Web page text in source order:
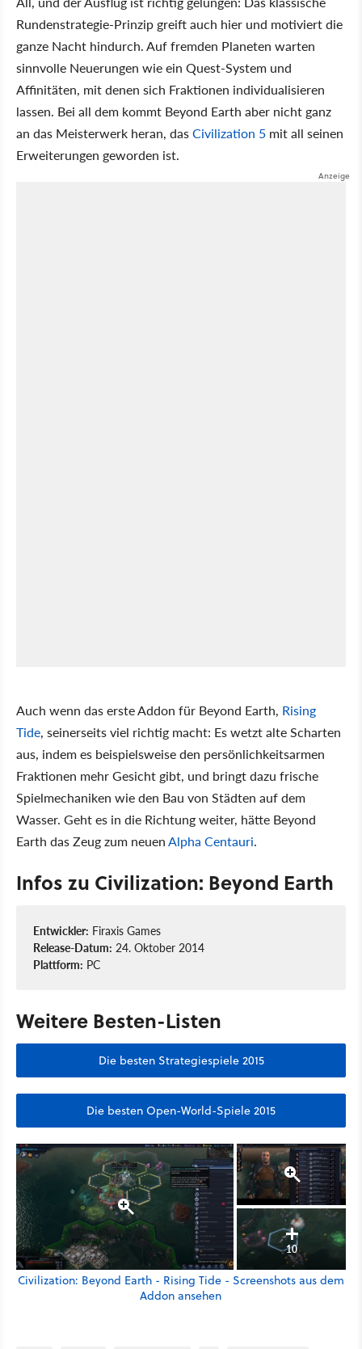
Rundenstrategie-Prinzip greift auch hier und motiviert die
ganze Nacht hindurch. Auf fremden Planeten warten
sinnvolle Neuerungen wie ein Quest-System und
Affinitäten, mit denen sich Fraktionen individualisieren
lassen. Bei all dem kommt Beyond Earth aber nicht ganz
an das Meisterwerk heran, dasCivilization 5 mit all seinen
Erweiterungen geworden ist.
Auch wenn das erste Addon für Beyond Earth, Rising
Tide, seinerseits viel richtig macht: Es wetzt alte Scharten
aus, indem es beispielsweise den persönlichkeitsarmen
Fraktionen mehr Gesicht gibt, und bringt dazu frische
Spielmechaniken wie den Bau von Städten auf dem
Wasser. Geht es in die Richtung weiter, hätte Beyond
Earth das Zeug zum neuenAlpha Centauri.
Infos zu Civilization: Beyond Earth
Entwickler: Firaxis Games
Release-Datum: 24. Oktober 2014
Plattform: PC
Weitere Besten-Listen
Die besten Strategiespiele 2015
Die besten Open-World-Spiele 2015
10
Civilization: Beyond Earth - Rising Tide - Screenshots aus dem
Addon ansehen